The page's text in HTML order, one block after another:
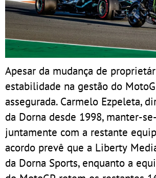
Apesar da mudança de
estabilidade na gestão do
assegurada. Carmelo Ezpeleta,
da Dorna desde 1998, manter-
juntamente com a restante
acordo prevê que a Liberty
da Dorna Sports, enquanto a